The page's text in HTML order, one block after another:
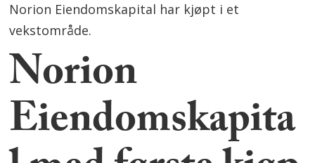
Norion Eiendomskapital har kjøpt i et
vekstområde.
Norion
Eiendomskapita